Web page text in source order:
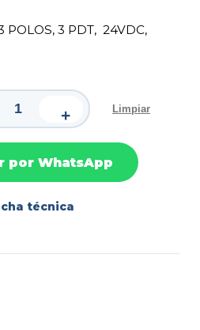
3 PDT, 24VDC,
+ Limpiar
por WhatsApp
técnica